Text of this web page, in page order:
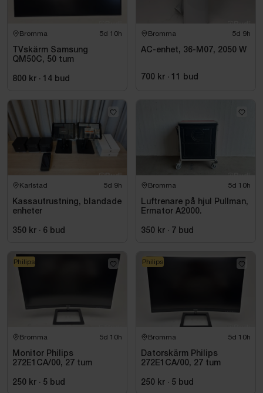
Bromma 5d 10h
TVskärm Samsung
QM50C, 50 tum
800 kr · 14 bud
Bromma 5d 9h
AC-enhet, 36-M07, 2050 W
700 kr · bud
Karlstad 5d 9h
Kassautrustning, blandade
enheter
350 kr · 6 bud
Bromma 5d 10h
Luftrenare på hjul Pullman,
Ermator A2000.
350 kr · 7 bud
Bromma 5d 10h
Monitor Philips
272E1CA/00, 27 tum
250 kr · 5 bud
Philips
Bromma 5d 10h
Datorskärm Philips
272E1CA/00, 27 tum
250 kr · 5 bud
Philips